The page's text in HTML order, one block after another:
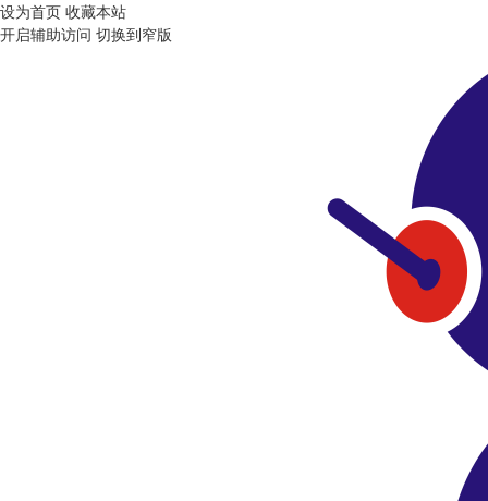
设为首页 收藏本站
开启辅助访问 切换到窄版